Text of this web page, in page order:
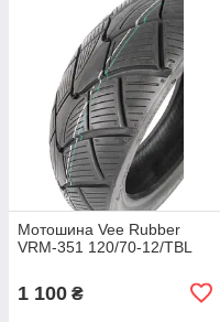
Мотошина Vee Rubber
VRM-351 120/70-12/TBL
1 100 ₴